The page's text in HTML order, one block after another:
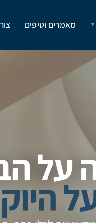
▼ מאמרים וטיפים